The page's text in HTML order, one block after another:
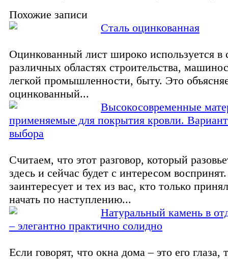
Похожие записи
Сталь оцинкованная
Оцинкованный лист широко используется в
различных областях строительства,
легкой промышленности, быту. Это
оцинкованный...
Высокосовременные
применяемые для покрытия кровли.
выбора
Считаем, что этот разговор, который
здесь и сейчас будет с интересом
заинтересует и тех из вас, кто только
начать по наступлению...
Натуральный камень в
– элегантно практично солидно
Если говорят, что окна дома – это его глаза,